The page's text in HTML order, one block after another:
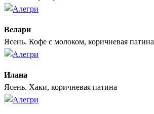
Велари
Ясень. Кофе с молоком, коричневая патина
Илана
Ясень. Хаки, коричневая патина